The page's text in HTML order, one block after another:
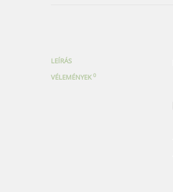
LEÍRÁS
VÉLEMÉNYEK0